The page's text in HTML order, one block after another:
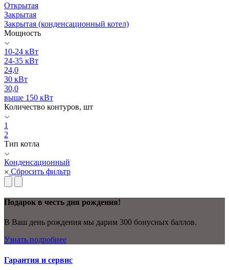
Открытая
Закрытая
Закрытая (конденсационный котел)
Мощность
10-24 кВт
24-35 кВт
24,0
30 кВт
30,0
выше 150 кВт
Количество контуров, шт
1
2
Тип котла
Конденсационный
Сбросить фильтр
Подарок в честь дня рождения!
В Ваш день рождения мы дарим 300 бонусных баллов.
Узнать подробнее
Гарантия и сервис